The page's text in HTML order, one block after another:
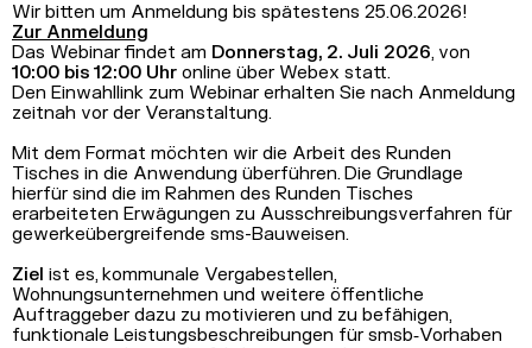
Wir bitten um Anmeldung bis spätestens 25.06.2026!
Zur Anmeldung
Das Webinar findet am Donnerstag, 2. Juli 2026, von
10:00 bis 12:00 Uhr online über Webex statt.
Den Einwahllink zum Webinar erhalten Sie nach Anmeldung
zeitnah vor der Veranstaltung.
Mit dem Format möchten wir die Arbeit des Runden
Tisches in die Anwendung überführen. Die Grundlage
hierfür sind die im Rahmen des Runden Tisches
erarbeiteten Erwägungen zu Ausschreibungsverfahren für
gewerkeübergreifende sms-Bauweisen.
Ziel ist es, kommunale Vergabestellen,
Wohnungsunternehmen und weitere öffentliche
Auftraggeber dazu zu motivieren und zu befähigen,
funktionale Leistungsbeschreibungen für smsb‑Vorhaben